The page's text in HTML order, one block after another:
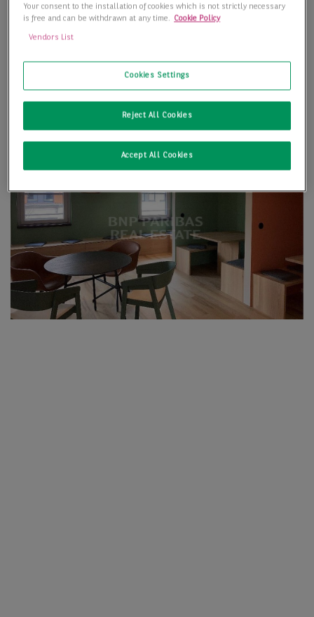
Your consent to the installation of cookies which is not strictly necessary
is free and can be withdrawn at any time. Cookie Policy
Vendors List
Cookies Settings
Reject All Cookies
Accept All Cookies